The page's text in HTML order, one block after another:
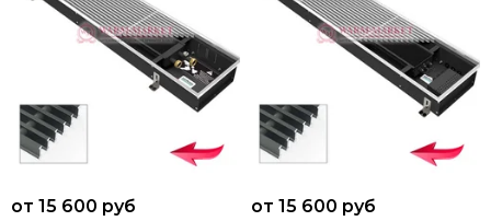
от 15 600 руб от 15 600 руб